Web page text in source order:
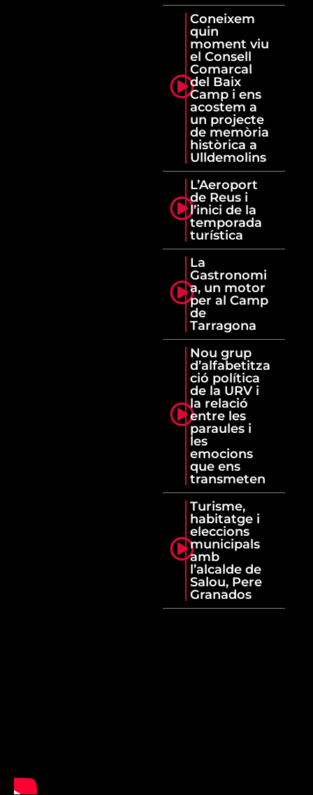
Coneixem
quin
moment viu
el Consell
Comarcal
del Baix
Camp i ens
acostem a
un projecte
de memòria
històrica a
Ulldemolins
L’Aeroport
de Reus i
l’inici de la
temporada
turística
La
Gastronomi
a, un motor
per al Camp
de
Tarragona
Nou grup
d’alfabetitza
ció política
de la URV i
la relació
entre les
paraules i
les
emocions
que ens
transmeten
Turisme,
habitatge i
eleccions
municipals
amb
l’alcalde de
Salou, Pere
Granados